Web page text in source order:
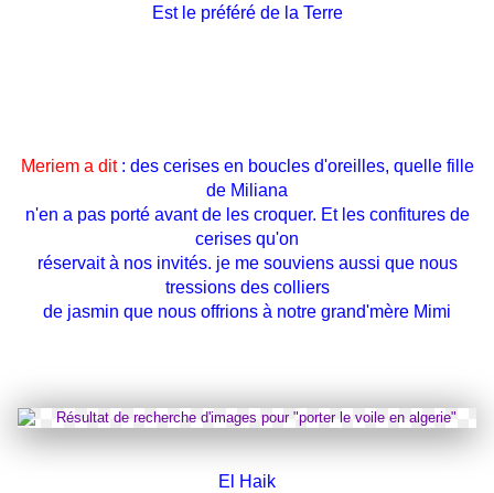
Est le préféré de la Terre
Meriem a dit: des cerises en boucles d'oreilles, quelle fille
de Miliana
n'en a pas porté avant de les croquer. Et les confitures de
cerises qu'on
réservait à nos invités. je me souviens aussi que nous
tressions des colliers
de jasmin que nous offrions à notre grand'mère Mimi
El Haik